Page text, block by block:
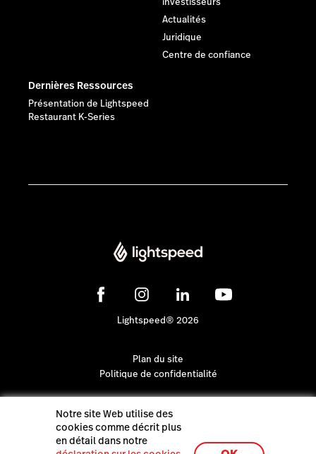
Actualités
Juridique
Centre de confiance
Dernières Ressources
Présentation de Lightspeed
Restaurant K-Series
Lightspeed® 2026
Plan du site
Politique de confidentialité
Notre site Web utilise des
cookies comme décrit plus
en détail dans notre